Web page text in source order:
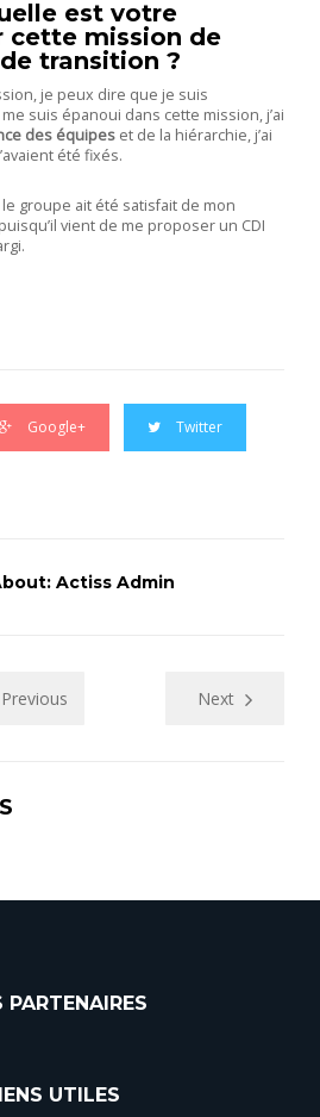
est votre
cette mission de
transition ?
je peux dire que je suis
suis épanoui dans cette mission, j’ai
des équipes et de la hiérarchie, j’ai
été fixés.
groupe ait été satisfait de mon
vient de me proposer un CDI
Google+ Twitter
Actiss Admin
Previous Next
PARTENAIRES
UTILES